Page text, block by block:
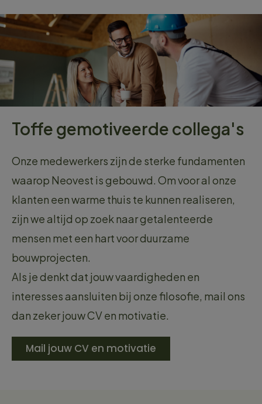
Toffe gemotiveerde collega's
Onze medewerkers zijn de sterke fundamenten
waarop Neovest is gebouwd. Om voor al onze
klanten een warme thuis te kunnen realiseren,
zijn we altijd op zoek naar getalenteerde
mensen met een hart voor duurzame
bouwprojecten.
Als je denkt dat jouw vaardigheden en
interesses aansluiten bij onze filosofie, mail ons
dan zeker jouw CV en motivatie.
Mail jouw CV en motivatie